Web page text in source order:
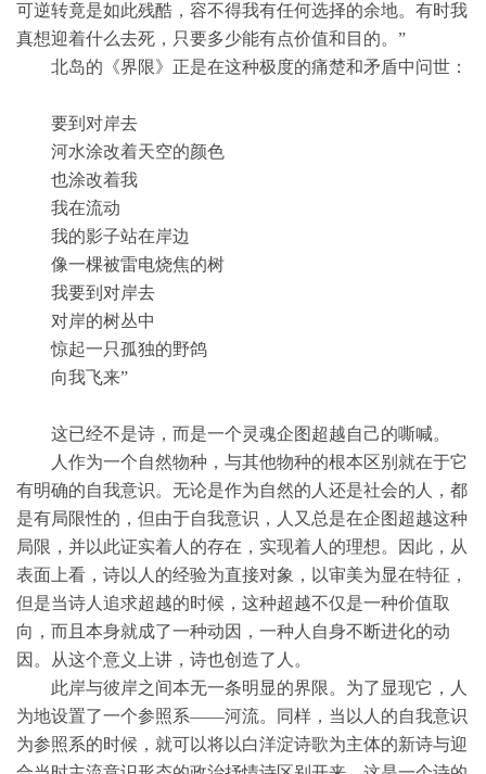
可逆转竟是如此残酷，容不得我有任何选择的余地。有时我
真想迎着什么去死，只要多少能有点价值和目的。”
北岛的《界限》正是在这种极度的痛楚和矛盾中问世：
要到对岸去
河水涂改着天空的颜色
也涂改着我
我在流动
我的影子站在岸边
像一棵被雷电烧焦的树
我要到对岸去
对岸的树丛中
惊起一只孤独的野鸽
向我飞来”
这已经不是诗，而是一个灵魂企图超越自己的嘶喊。
人作为一个自然物种，与其他物种的根本区别就在于它
有明确的自我意识。无论是作为自然的人还是社会的人，都
是有局限性的，但由于自我意识，人又总是在企图超越这种
局限，并以此证实着人的存在，实现着人的理想。因此，从
表面上看，诗以人的经验为直接对象，以审美为显在特征，
但是当诗人追求超越的时候，这种超越不仅是一种价值取
向，而且本身就成了一种动因，一种人自身不断进化的动
因。从这个意义上讲，诗也创造了人。
此岸与彼岸之间本无一条明显的界限。为了显现它，人
为地设置了一个参照系——河流。同样，当以人的自我意识
为参照系的时候，就可以将以白洋淀诗歌为主体的新诗与迎